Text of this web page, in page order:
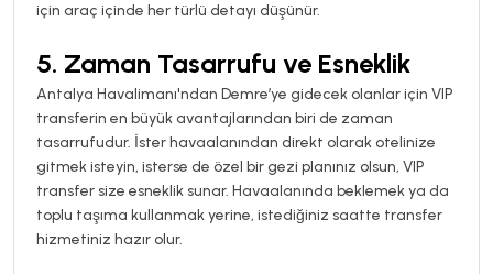
için araç içinde her türlü detayı düşünür.
5. Zaman Tasarrufu ve Esneklik
Antalya Havalimanı'ndan Demre’ye gidecek olanlar için VIP
transferin en büyük avantajlarından biri de zaman
tasarrufudur. İster havaalanından direkt olarak otelinize
gitmek isteyin, isterse de özel bir gezi planınız olsun, VIP
transfer size esneklik sunar. Havaalanında beklemek ya da
toplu taşıma kullanmak yerine, istediğiniz saatte transfer
hizmetiniz hazır olur.